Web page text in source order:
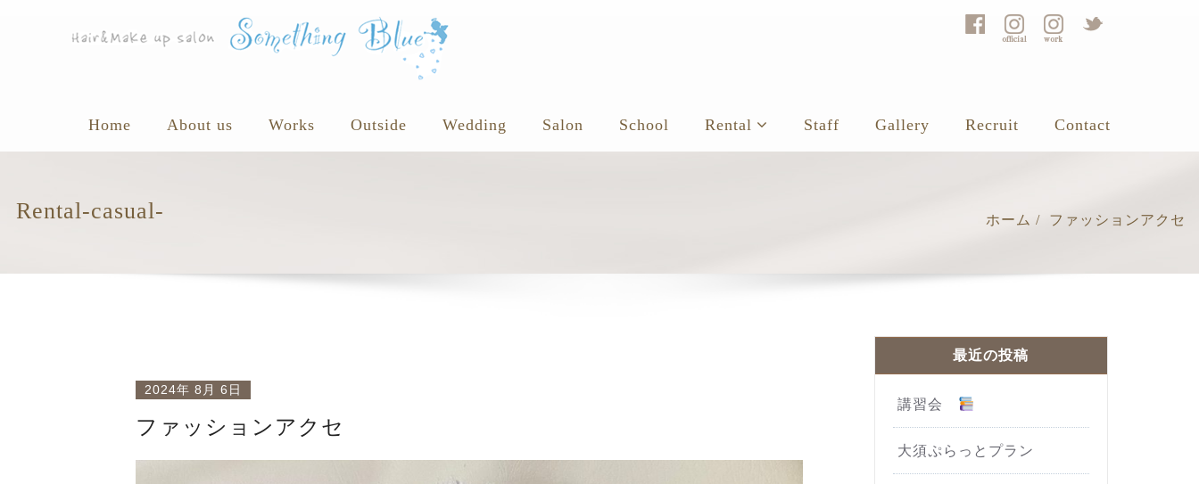
Home About us Works Outside Wedding Salon School Rental Staff Gallery Recruit Contact
Rental-casual- ホーム ファッションアクセ
2024年 8月 6日
ファッションアクセ
最近の投稿
講習会
大須ぷらっとプラン